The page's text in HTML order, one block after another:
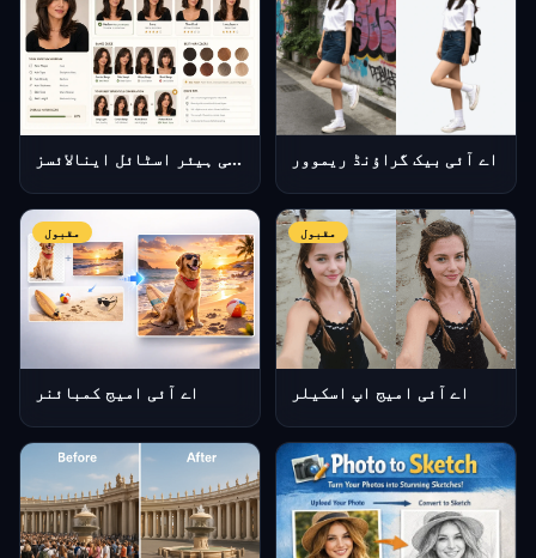
اے آئی ہیئر اسٹائل اینالائسز اے آئی بیک گراؤنڈ ریموور
مقبول
اے آئی امیج کمبائنر
مقبول
اے آئی امیج اپ اسکیلر